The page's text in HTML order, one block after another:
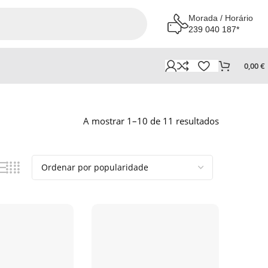
Morada / Horário
239 040 187*
0,00€
A mostrar 1–10 de 11 resultados